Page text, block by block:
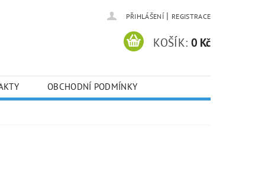
PŘIHLÁŠENÍ | REGISTRACE
KOŠÍK: 0 Kč
OBCHODNÍ PODMÍNKY